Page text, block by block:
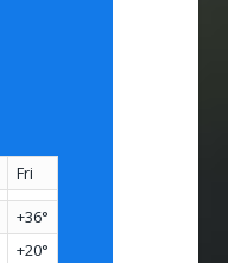
Fri
+36°
+20°